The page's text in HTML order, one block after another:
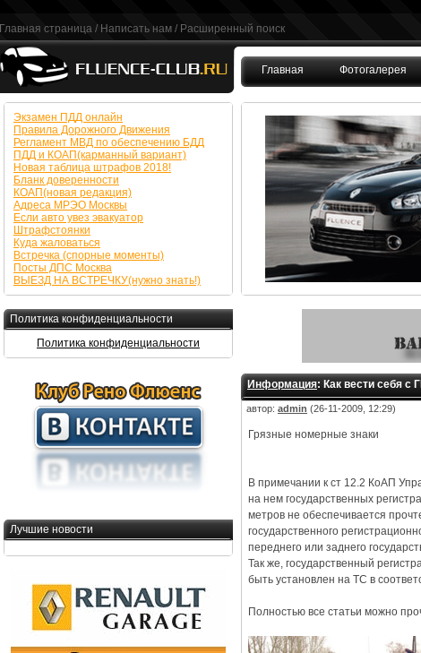
Главная страница / Написать нам / Расширенный поиск
Главная Фотогалерея
Информация: Как вести себя с
автор: admin (26-11-2009, 12:29)
Грязные номерные знаки
В примечании к ст 12.2 КоАП
на нем государственных
метров не обеспечивается
государственного
переднего или заднего
Так же, государственный
быть установлен на ТС в
Полностью все статьи можно
Экзамен ПДД онлайн
Правила Дорожного Движения
Регламент МВД по обеспечению БДД
ПДД и КОАП(карманный вариант)
Новая таблица штрафов 2018!
Бланк доверенности
КОАП(новая редакция)
Адреса МРЭО Москвы
Если авто увез эвакуатор
Штрафстоянки
Куда жаловаться
Встречка (спорные моменты)
Посты ДПС Москва
ВЫЕЗД НА ВСТРЕЧКУ(нужно знать!)
Политика конфиденциальности
Политика конфиденциальности
Лучшие новости